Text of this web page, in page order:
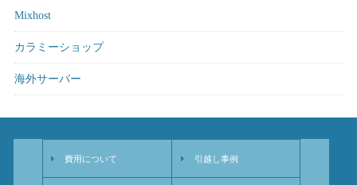
Mixhost
カラミーショップ
海外サーバー
費用について 引越し事例